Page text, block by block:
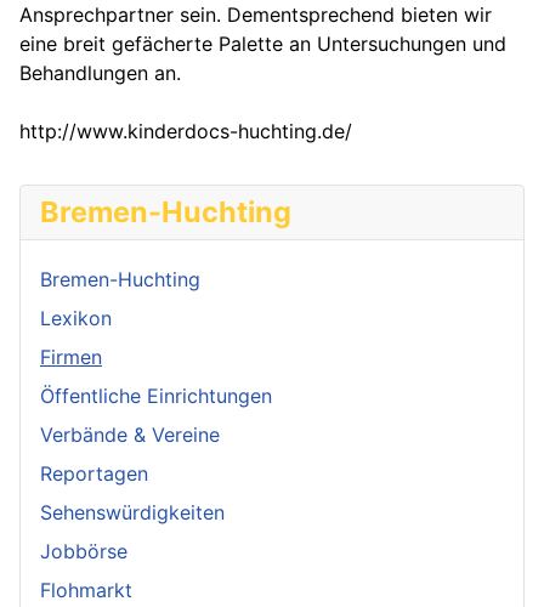
Ansprechpartner sein. Dementsprechend bieten wir
eine breit gefächerte Palette an Untersuchungen und
Behandlungen an.
http://www.kinderdocs-huchting.de/
Bremen-Huchting
Bremen-Huchting
Lexikon
Firmen
Öffentliche Einrichtungen
Verbände & Vereine
Reportagen
Sehenswürdigkeiten
Jobbörse
Flohmarkt